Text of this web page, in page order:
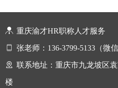
重庆渝才HR职称人才服务
张老师：136-3799-5133（微信
联系地址：重庆市九龙坡区
楼